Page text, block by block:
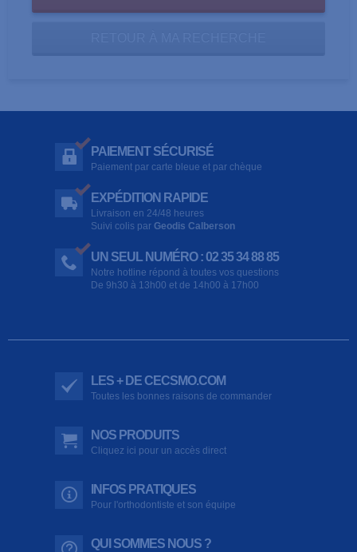
PAIEMENT SÉCURISÉ
Paiement par carte bleue et par chèque
EXPÉDITION RAPIDE
Livraison en 24/48 heures
Suivi colis par Geodis Calberson
UN SEUL NUMÉRO : 02 35 34 88 85
Notre hotline répond à toutes vos questions
De 9h30 à 13h00 et de 14h00 à 17h00
LES + DE CECSMO.COM
Toutes les bonnes raisons de commander
NOS PRODUITS
Cliquez ici pour un accès direct
INFOS PRATIQUES
Pour l'orthodontiste et son équipe
QUI SOMMES NOUS ?